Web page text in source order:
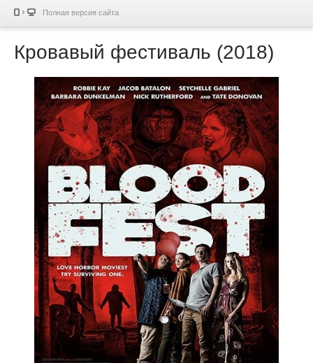
Полная версия сайта
Кровавый фестиваль (2018)